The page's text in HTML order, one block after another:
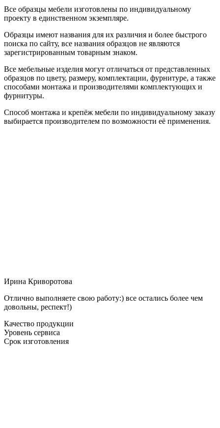
Все образцы мебели изготовлены по индивидуальному
проекту в единственном экземпляре.
Образцы имеют названия для их различия и более быстрого
поиска по сайту, все названия образцов не являются
зарегистрированным товарным знаком.
Все мебельные изделия могут отличаться от представленных
образцов по цвету, размеру, комплектации, фурнитуре, а также
способами монтажа и производителями комплектующих и
фурнитуры.
Способ монтажа и крепёж мебели по индивидуальному заказу
выбирается производителем по возможности её применения.
Ирина Криворотова
Отлично выполняете свою работу:) все остались более чем
довольны, респект!)
Качество продукции
Уровень сервиса
Срок изготовления